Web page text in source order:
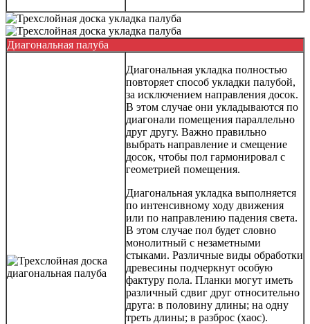
Диагональная палуба
Диагональная укладка полностью
повторяет способ укладки палубой,
за исключением направления досок.
В этом случае они укладываются по
диагонали помещения параллельно
друг другу. Важно правильно
выбрать направление и смещение
досок, чтобы пол гармонировал с
геометрией помещения.
Диагональная укладка выполняется
по интенсивному ходу движения
или по направлению падения света.
В этом случае пол будет словно
монолитный с незаметными
стыками. Различные виды обработки
древесины подчеркнут особую
фактуру пола. Планки могут иметь
различный сдвиг друг относительно
друга: в половину длины; на одну
треть длины; в разброс (хаос).